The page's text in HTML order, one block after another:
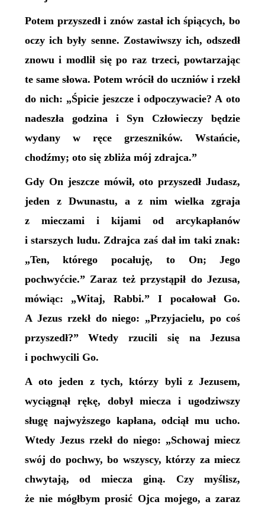
Potem przyszedł i znów zastał ich śpiących, bo
oczy ich były senne. Zostawiwszy ich, odszedł
znowu i modlił się po raz trzeci, powtarzając
te same słowa. Potem wrócił do uczniów i rzekł
do nich: „Śpicie jeszcze i odpoczywacie? A oto
nadeszła godzina i Syn Człowieczy będzie
wydany w ręce grzeszników. Wstańcie,
chodźmy; oto się zbliża mój zdrajca.”
Gdy On jeszcze mówił, oto przyszedł Judasz,
jeden z Dwunastu, a z nim wielka zgraja
z mieczami i kijami od arcykapłanów
i starszych ludu. Zdrajca zaś dał im taki znak:
„Ten, którego pocałuję, to On; Jego
pochwyćcie.” Zaraz też przystąpił do Jezusa,
mówiąc: „Witaj, Rabbi.” I pocałował Go.
A Jezus rzekł do niego: „Przyjacielu, po coś
przyszedł?” Wtedy rzucili się na Jezusa
i pochwycili Go.
A oto jeden z tych, którzy byli z Jezusem,
wyciągnął rękę, dobył miecza i ugodziwszy
sługę najwyższego kapłana, odciął mu ucho.
Wtedy Jezus rzekł do niego: „Schowaj miecz
swój do pochwy, bo wszyscy, którzy za miecz
chwytają, od miecza giną. Czy myślisz,
że nie mógłbym prosić Ojca mojego, a zaraz